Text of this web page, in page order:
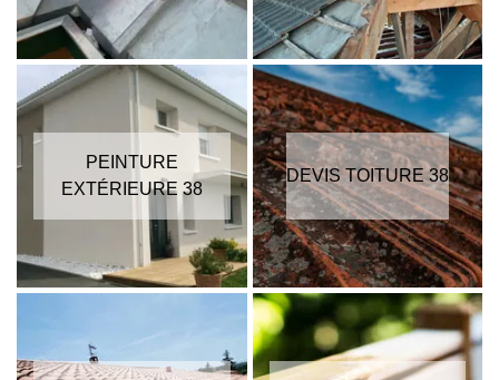
PEINTURE
EXTÉRIEURE 38
DEVIS TOITURE 38